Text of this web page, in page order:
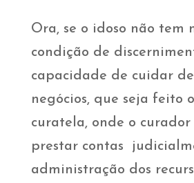
Ora, se o idoso não tem
condição de
capacidade de cuidar de
negócios, que seja feito
curatela, onde o
prestar contas
administração dos